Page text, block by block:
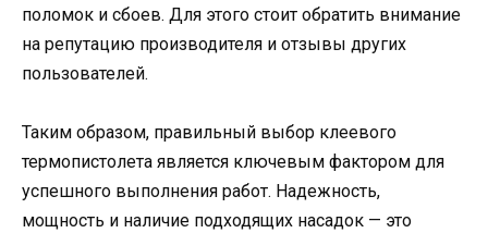
поломок и сбоев. Для этого стоит обратить внимание
на репутацию производителя и отзывы других
пользователей.
Таким образом, правильный выбор клеевого
термопистолета является ключевым фактором для
успешного выполнения работ. Надежность,
мощность и наличие подходящих насадок — это